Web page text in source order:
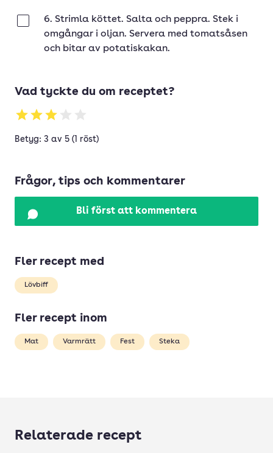
6. Strimla köttet. Salta och peppra. Stek i
omgångar i oljan. Servera med tomatsåsen
och bitar av potatiskakan.
Vad tyckte du om receptet?
Betyg: 3 av 5 (1 röst)
Frågor, tips och kommentarer
Bli först att kommentera
Fler recept med
Lövbiff
Fler recept inom
Mat Varmrätt Fest Steka
Relaterade recept